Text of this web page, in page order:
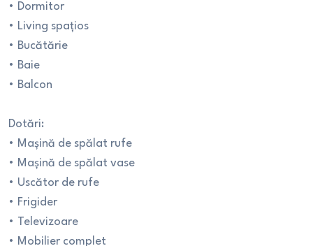
•⁠ ⁠Dormitor
•⁠ ⁠Living spațios
•⁠ ⁠Bucătărie
•⁠ ⁠Baie
•⁠ ⁠Balcon
Dotări:
•⁠ ⁠Mașină de spălat rufe
•⁠ ⁠Mașină de spălat vase
•⁠ ⁠Uscător de rufe
•⁠ ⁠Frigider
•⁠ ⁠Televizoare
•⁠ ⁠Mobilier complet